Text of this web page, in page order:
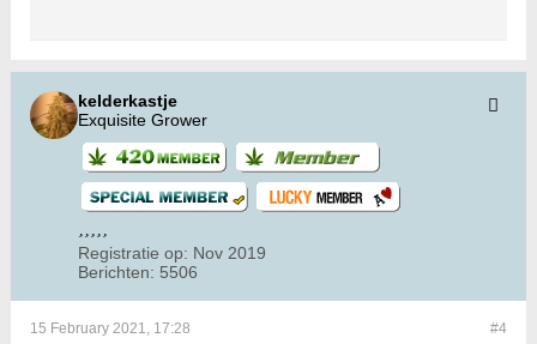
kelderkastje
Exquisite Grower
Registratie op: Nov 2019
Berichten: 5506
#4
15 February 2021, 17:28